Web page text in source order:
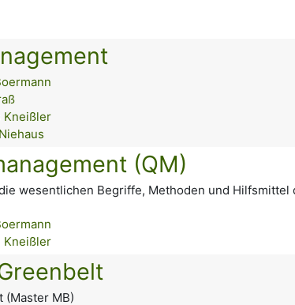
Kneißler
(QM)
wesentlichen Begriffe, Methoden und Hilfsmittel
Kneißler
(Master MB)